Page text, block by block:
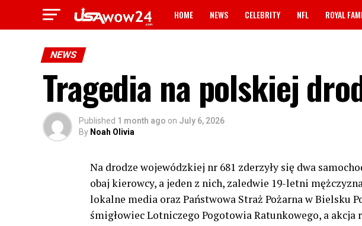
HOME NEWS CELEBRITY NFL ROYAL
NEWS
Tragedia na polskiej
Published 1 month ago on July 6, 2026
By Noah Olivia
Na drodze wojewódzkiej nr 681 zderzyły się dwa
obaj kierowcy, a jeden z nich, zaledwie 19-letni
lokalne media oraz Państwowa Straż Pożarna w Bielsku
śmigłowiec Lotniczego Pogotowia Ratunkowego, a